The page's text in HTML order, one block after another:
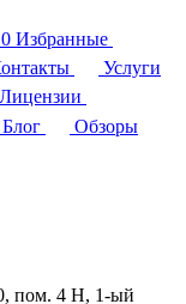
0 Избранные
Услуги
Лицензии
Блог
Обзоры
пом. 4 Н, 1-ый